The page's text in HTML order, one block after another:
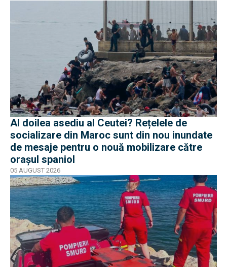
Al doilea asediu al Ceutei? Rețelele de
socializare din Maroc sunt din nou inundate
de mesaje pentru o nouă mobilizare către
orașul spaniol
05 AUGUST 2026